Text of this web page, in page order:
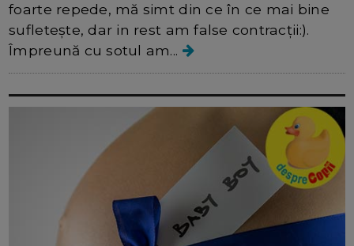
foarte repede, mă simt din ce în ce mai bine
sufletește, dar in rest am false contracții:).
Împreună cu sotul am...